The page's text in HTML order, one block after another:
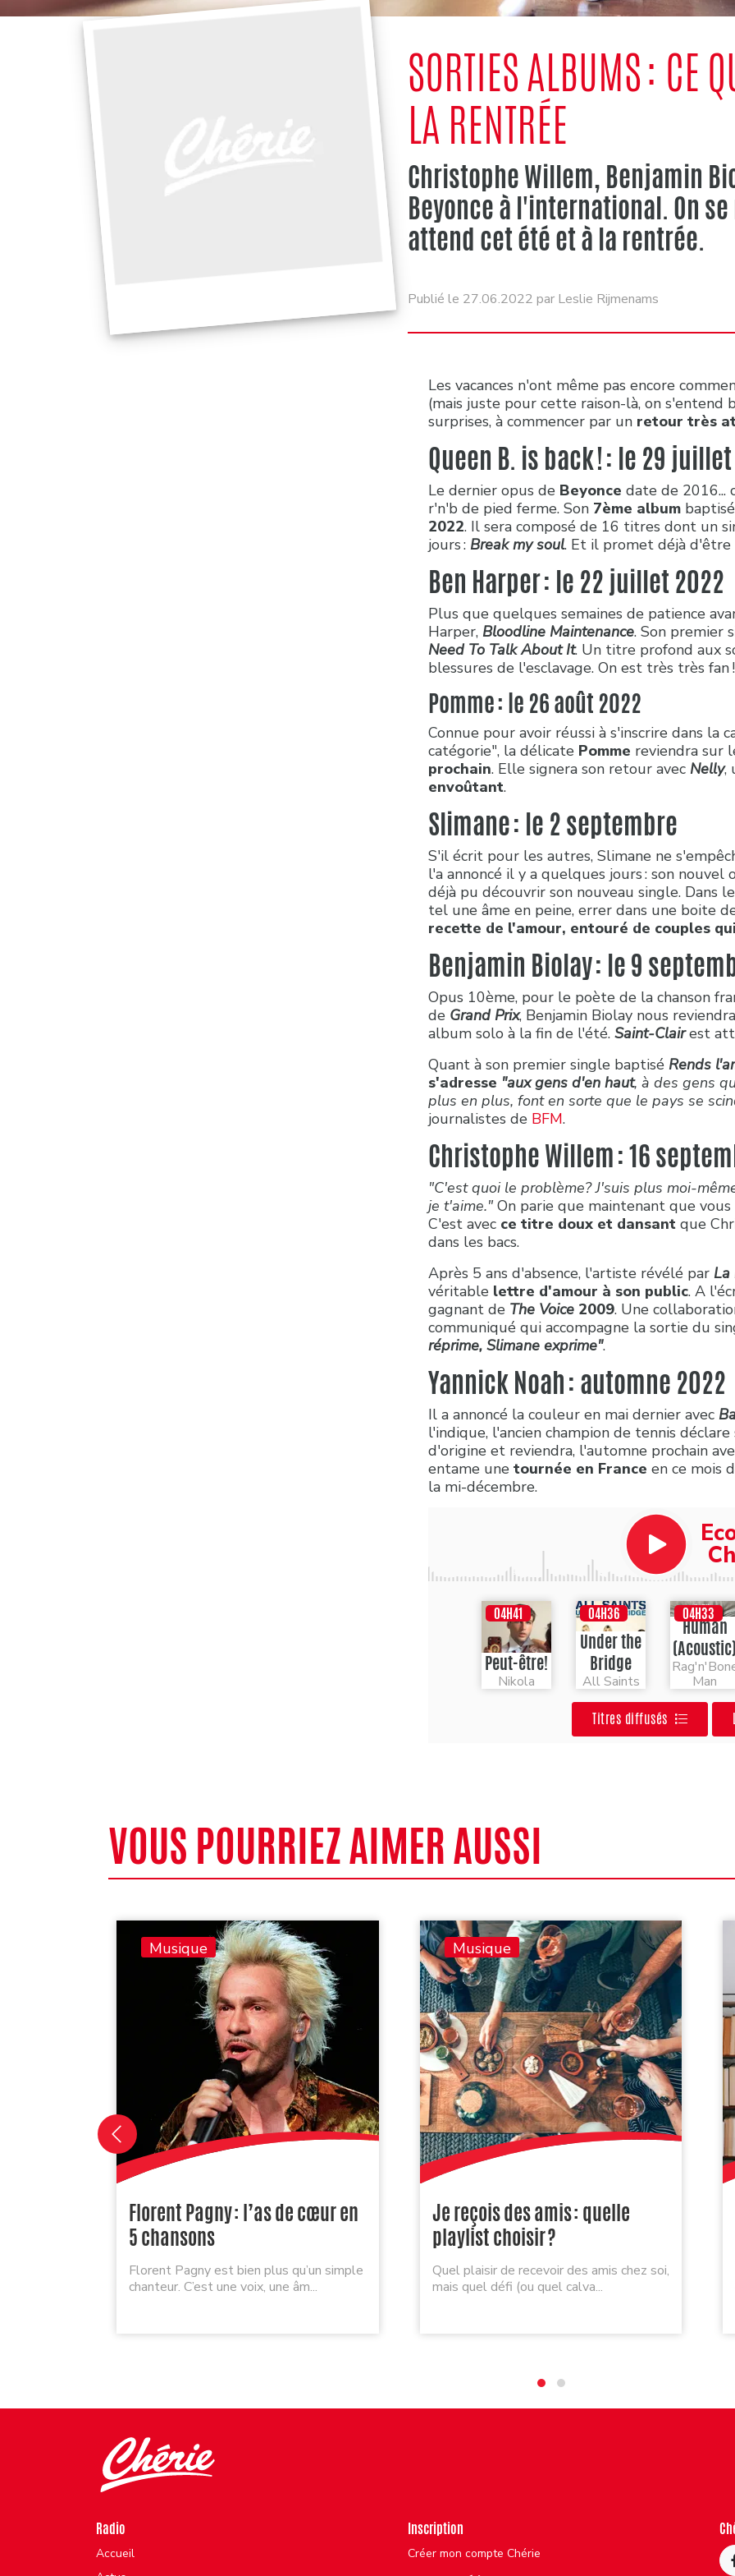
SORTIES ALBUMS : CE
LA RENTRÉE
Christophe Willem, Benjamin
Beyonce à l'international. On
attend cet été et à la rentrée.
Publié le 27.06.2022 par Leslie Rijmenams
Les vacances n'ont même pas encore
(mais juste pour cette raison-là, on s'entend
surprises, à commencer par un retour très
Queen B. is back ! : le 29
Le dernier opus de Beyonce date de 2016...
r'n'b de pied ferme. Son 7ème album baptisé
2022. Il sera composé de 16 titres dont un
jours : Break my soul. Et il promet déjà
Ben Harper : le 22 juillet 2022
Plus que quelques semaines de patience
Harper, Bloodline Maintenance. Son premier
Need To Talk About It. Un titre profond aux
blessures de l'esclavage. On est très très fan !
Pomme : le 26 août 2022
Connue pour avoir réussi à s'inscrire dans la
catégorie", la délicate Pomme reviendra sur
prochain. Elle signera son retour avec Nelly,
envoûtant.
Slimane : le 2 septembre
S'il écrit pour les autres, Slimane ne
l'a annoncé il y a quelques jours : son
déjà pu découvrir son nouveau single. Dans
tel une âme en peine, errer dans une boite
recette de l'amour, entouré de couples
Benjamin Biolay : le 9
Opus 10ème, pour le poète de la chanson
de Grand Prix, Benjamin Biolay nous
album solo à la fin de l'été. Saint-Clairest
Quant à son premier single baptisé Rends
s'adresse "aux gens d'en haut, à des gens
plus en plus, font en sorte que le pays se
journalistes de BFM.
Christophe Willem : 16
"C'est quoi le problème? J'suis plus moi-
je t'aime."On parie que maintenant que
C'est avec ce titre doux et dansant que
dans les bacs.
Après 5 ans d'absence, l'artiste révélé par La
véritable lettre d'amour à son public. A
gagnant de The Voice 2009. Une
communiqué qui accompagne la sortie du
réprime, Slimane exprime".
Yannick Noah : automne 2022
Il a annoncé la couleur en mai dernier avec
l'indique, l'ancien champion de tennis
d'origine et reviendra, l'automne prochain
entame une tournée en France en ce mois
la mi-décembre.
Découvrez toutes les nouveautés sur
04H41
Peut-être!
Nikola
04H36
Under the
Bridge
All Saints
04H33
Human
(Acoustic)
Man
Titres diffusés
VOUS POURRIEZ AIMER AUSSI
Musique
Florent Pagny : l’as de cœur en
5 chansons
Florent Pagny est bien plus qu’un simple
chanteur. C’est une voix, une âm...
Musique
Je reçois des amis : quelle
playlist choisir ?
Quel plaisir de recevoir des amis chez soi,
mais quel défi (ou quel calva...
Radio
Accueil
Inscription
Créer mon compte Chérie